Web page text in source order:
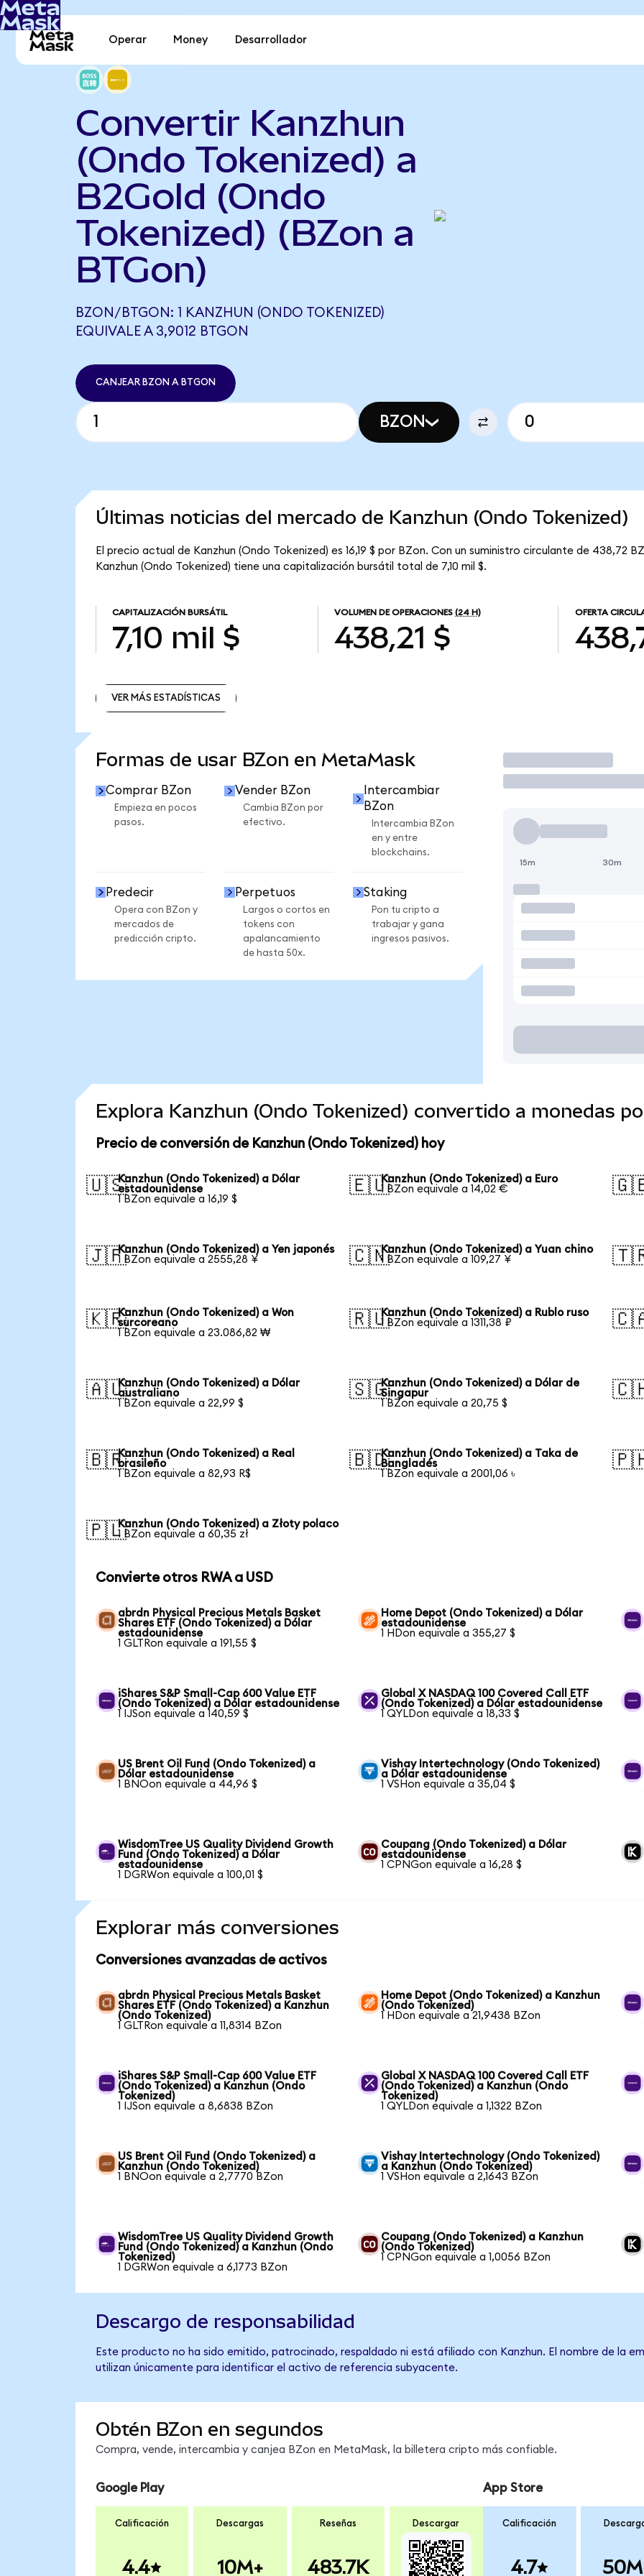
Operar Money Desarrollador
Convertir Kanzhun
(Ondo Tokenized) a
B2Gold (Ondo
Tokenized) (BZon a
BTGon)
BZON/BTGON: 1 KANZHUN (ONDO TOKENIZED)
EQUIVALE A 3,9012 BTGON
CANJEAR BZON A BTGON
BZON
Últimas noticias del mercado de Kanzhun (Ondo Tokenized)
El precio actual de Kanzhun (Ondo Tokenized) es 16,19 $ por BZon. Con un suministro circulante de 438,72
Kanzhun (Ondo Tokenized) tiene una capitalización bursátil total de 7,10 mil $.
CAPITALIZACIÓN BURSÁTIL
7,10 mil $
VOLUMEN DE OPERACIONES (24 H)
438,21 $
OFERTA
VER MÁS ESTADÍSTICAS
Formas de usar BZon en MetaMask
Comprar BZon
Empieza en pocos
pasos.
Vender BZon
Cambia BZon por
efectivo.
Intercambiar
BZon
Intercambia BZon
en y entre
blockchains.
Predecir
Opera con BZon y
mercados de
predicción cripto.
Perpetuos
Largos o cortos en
tokens con
apalancamiento
de hasta 50x.
Staking
Pon tu cripto a
trabajar y gana
ingresos pasivos.
Operar
15m 30m
Explora Kanzhun (Ondo Tokenized) convertido a monedas
Precio de conversión de Kanzhun (Ondo Tokenized) hoy
🇺🇸Kanzhun (Ondo Tokenized) a Dólar
estadounidense
1 BZon equivale a 16,19 $
🇪🇺Kanzhun (Ondo Tokenized) a Euro
1 BZon equivale a 14,02 €
🇯🇵Kanzhun (Ondo Tokenized) a Yen japonés
1 BZon equivale a 2555,28 ¥
🇨🇳Kanzhun (Ondo Tokenized) a Yuan chino
1 BZon equivale a 109,27 ¥
🇰🇷Kanzhun (Ondo Tokenized) a Won
surcoreano
1 BZon equivale a 23.086,82 ₩
🇷🇺Kanzhun (Ondo Tokenized) a Rublo ruso
1 BZon equivale a 1311,38 ₽
🇦🇺Kanzhun (Ondo Tokenized) a Dólar
australiano
1 BZon equivale a 22,99 $
🇸🇬Kanzhun (Ondo Tokenized) a Dólar de
Singapur
1 BZon equivale a 20,75 $
🇧🇷Kanzhun (Ondo Tokenized) a Real
brasileño
1 BZon equivale a 82,93 R$
🇧🇩Kanzhun (Ondo Tokenized) a Taka de
Bangladés
1 BZon equivale a 2001,06 ৳
🇵🇱Kanzhun (Ondo Tokenized) a Złoty polaco
1 BZon equivale a 60,35 zł
Convierte otros RWA a USD
abrdn Physical Precious Metals Basket
Shares ETF (Ondo Tokenized) a Dólar
estadounidense
1 GLTRon equivale a 191,55 $
Home Depot (Ondo Tokenized) a Dólar
estadounidense
1 HDon equivale a 355,27 $
iShares S&P Small-Cap 600 Value ETF
(Ondo Tokenized) a Dólar estadounidense
1 IJSon equivale a 140,59 $
Global X NASDAQ 100 Covered Call ETF
(Ondo Tokenized) a Dólar estadounidense
1 QYLDon equivale a 18,33 $
US Brent Oil Fund (Ondo Tokenized) a
Dólar estadounidense
1 BNOon equivale a 44,96 $
Vishay Intertechnology (Ondo Tokenized)
a Dólar estadounidense
1 VSHon equivale a 35,04 $
WisdomTree US Quality Dividend Growth
Fund (Ondo Tokenized) a Dólar
estadounidense
1 DGRWon equivale a 100,01 $
Coupang (Ondo Tokenized) a Dólar
estadounidense
1 CPNGon equivale a 16,28 $
Explorar más conversiones
Conversiones avanzadas de activos
abrdn Physical Precious Metals Basket
Shares ETF (Ondo Tokenized) a Kanzhun
(Ondo Tokenized)
1 GLTRon equivale a 11,8314 BZon
Home Depot (Ondo Tokenized) a Kanzhun
(Ondo Tokenized)
1 HDon equivale a 21,9438 BZon
iShares S&P Small-Cap 600 Value ETF
(Ondo Tokenized) a Kanzhun (Ondo
Tokenized)
1 IJSon equivale a 8,6838 BZon
Global X NASDAQ 100 Covered Call ETF
(Ondo Tokenized) a Kanzhun (Ondo
Tokenized)
1 QYLDon equivale a 1,1322 BZon
US Brent Oil Fund (Ondo Tokenized) a
Kanzhun (Ondo Tokenized)
1 BNOon equivale a 2,7770 BZon
Vishay Intertechnology (Ondo Tokenized)
a Kanzhun (Ondo Tokenized)
1 VSHon equivale a 2,1643 BZon
WisdomTree US Quality Dividend Growth
Fund (Ondo Tokenized) a Kanzhun (Ondo
Tokenized)
1 DGRWon equivale a 6,1773 BZon
Coupang (Ondo Tokenized) a Kanzhun
(Ondo Tokenized)
1 CPNGon equivale a 1,0056 BZon
Descargo de responsabilidad
Este producto no ha sido emitido, patrocinado, respaldado ni está afiliado con Kanzhun. El nombre de la
utilizan únicamente para identificar el activo de referencia subyacente.
Obtén BZon en segundos
Compra, vende, intercambia y canjea BZon en MetaMask, la billetera cripto más confiable.
Google Play
Calificación
4.4
Descargas
10M+
Reseñas
483.7K
Descargar
App Store
Calificación
4.7